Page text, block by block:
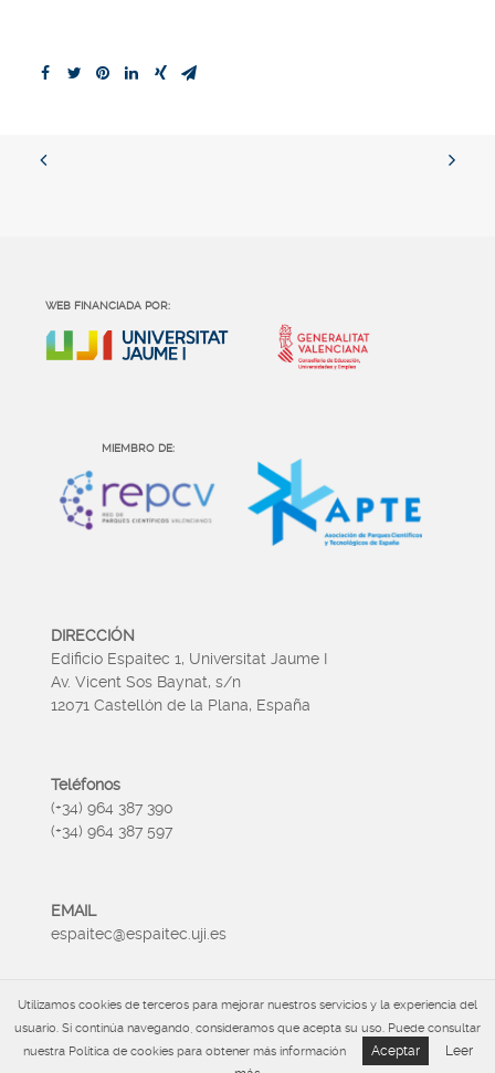
WEB FINANCIADA POR:
MIEMBRO DE:
DIRECCIÓN
Edificio Espaitec 1, Universitat Jaume I
Av. Vicent Sos Baynat, s/n
12071 Castellón de la Plana, España
Teléfonos
(+34) 964 387 390
(+34) 964 387 597
EMAIL
espaitec@espaitec.uji.es
HORARIO
Lunes a Viernes 09:00 – 15.00
Utilizamos cookies de terceros para mejorar nuestros servicios y la experiencia del
usuario. Si continúa navegando, consideramos que acepta su uso. Puede consultar
nuestra Política de cookies para obtener más información
Aceptar
Leer